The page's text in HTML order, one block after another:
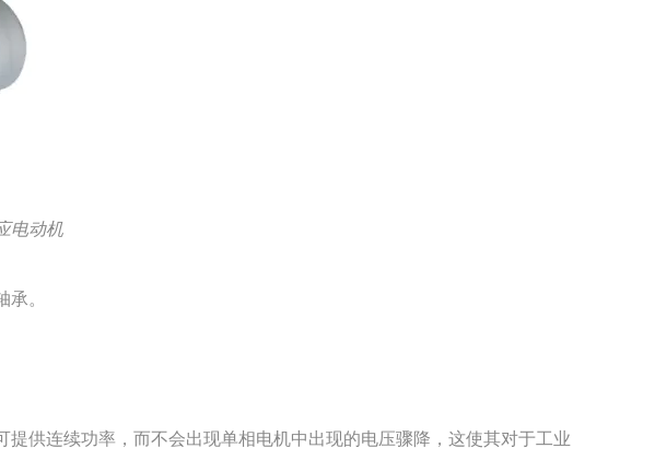
电动机
。
供连续功率，而不会出现单相电机中出现的电压骤降，这使其对于工业